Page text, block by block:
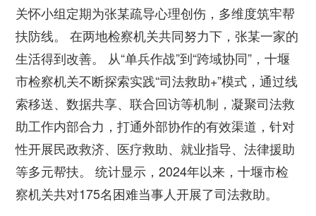
关怀小组定期为张某疏导心理创伤，多维度筑牢帮
扶防线。 在两地检察机关共同努力下，张某一家的
生活得到改善。 从“单兵作战”到“跨域协同”，十堰
市检察机关不断探索实践“司法救助+”模式，通过线
索移送、数据共享、联合回访等机制，凝聚司法救
助工作内部合力，打通外部协作的有效渠道，针对
性开展民政救济、医疗救助、就业指导、法律援助
等多元帮扶。 统计显示，2024年以来，十堰市检
察机关共对175名困难当事人开展了司法救助。